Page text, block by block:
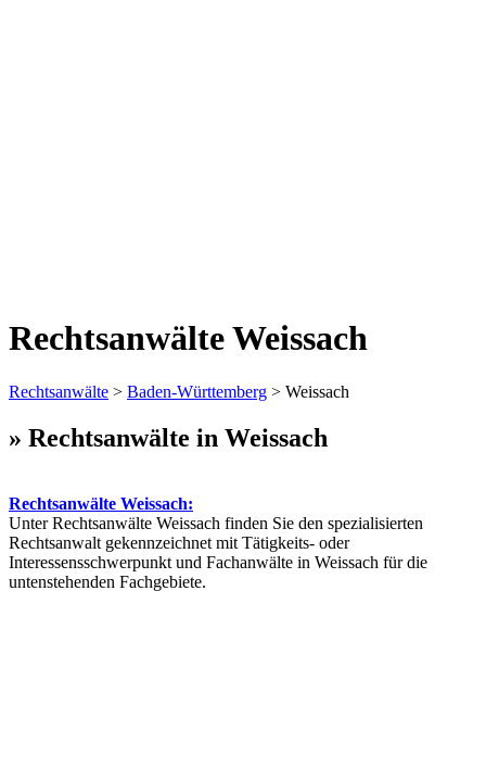
Rechtsanwälte Weissach
Rechtsanwälte > Baden-Württemberg > Weissach
» Rechtsanwälte in Weissach
Rechtsanwälte Weissach:
Unter Rechtsanwälte Weissach finden Sie den spezialisierten
Rechtsanwalt gekennzeichnet mit Tätigkeits- oder
Interessensschwerpunkt und Fachanwälte in Weissach für die
untenstehenden Fachgebiete.